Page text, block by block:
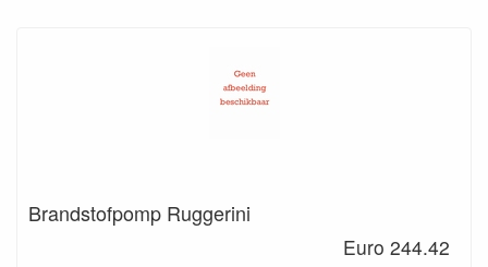
Brandstofpomp Ruggerini
Euro 244.42